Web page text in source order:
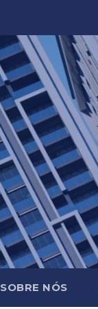
SOBRE NÓS